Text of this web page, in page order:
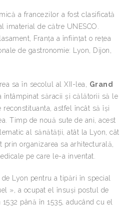
a francezilor a fost clasificată
imaterial de către UNESCO.
Franța a înființat o rețea
de gastronomie: Lyon, Dijon,
sa în secolul al XII-lea, Grand
întâmpinat săracii și călătorii să le
reconstituanta, astfel încât să își
Timp de nouă sute de ani, acest
al sănătății, atât la Lyon, cât
prin organizarea sa arhitecturală,
pe care le-a inventat.
Lyon pentru a tipări în special
», a ocupat el însuși postul de
până în 1535, aducând cu el